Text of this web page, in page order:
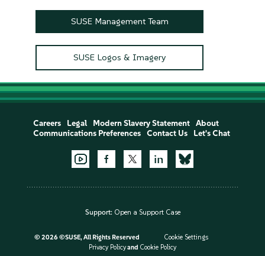
SUSE Management Team
SUSE Logos & Imagery
Careers Legal Modern Slavery Statement
About
Communications Preferences
Contact Us Let's Chat
Support: Open a Support Case
© 2026 ©SUSE, All Rights Reserved
Cookie Settings
Privacy Policyand Cookie Policy